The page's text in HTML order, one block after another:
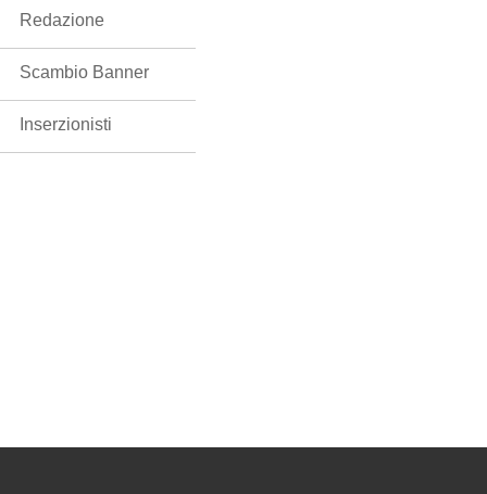
Redazione
Scambio Banner
Inserzionisti